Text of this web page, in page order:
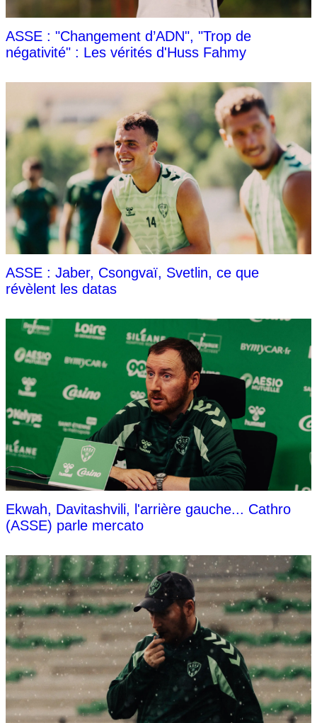
ASSE : "Changement d’ADN", "Trop de
négativité" : Les vérités d'Huss Fahmy
ASSE : Jaber, Csongvaï, Svetlin, ce que
révèlent les datas
Ekwah, Davitashvili, l'arrière gauche... Cathro
(ASSE) parle mercato